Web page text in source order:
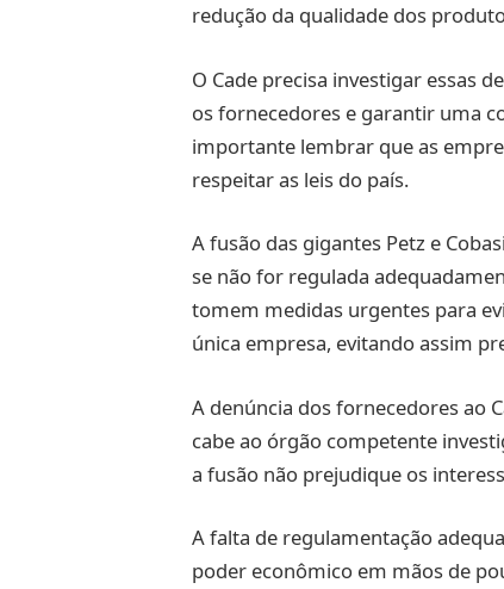
redução da qualidade dos
O Cade precisa investigar essas
os fornecedores e garantir uma
importante lembrar que as
respeitar as leis do país.
A fusão das gigantes Petz e
se não for regulada
tomem medidas urgentes para
única empresa, evitando assim
A denúncia dos fornecedores ao
cabe ao órgão competente
a fusão não prejudique os
A falta de regulamentação
poder econômico em mãos de